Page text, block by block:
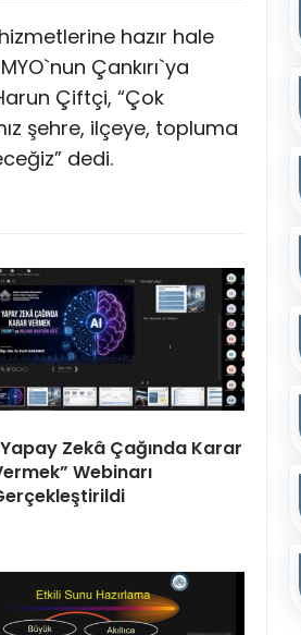
hazır hale
Çankırı`ya
Çiftçi, “Çok
şehre, ilçeye, topluma
dedi.
Zekâ Çağında Karar
Webinarı